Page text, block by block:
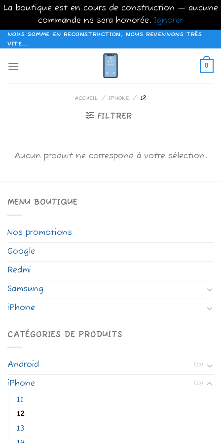
La boutique est en cours de construction — aucune
commande ne sera honorée. Ignorer
Passer
au
NOUS SOMME EN RECONSTRUCTION, NOUS REVENNONS TRÈS
VITE...
0
ACCUEIL / IPHONE / 12
FILTRER
Aucun produit ne correspond à votre sélection.
MENU BOUTIQUE
Nos promotions
Google
Redmi
Samsung
iPhone
CATÉGORIES DE PRODUITS
Android (0)
iPhone (0)
11
12
13